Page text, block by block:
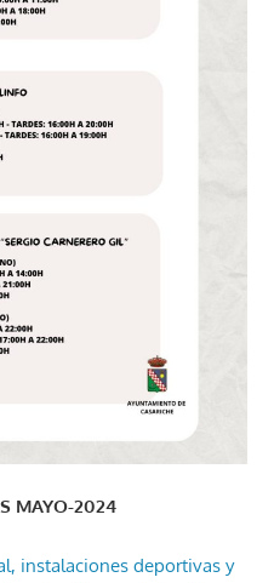
MAYO-2024
instalaciones deportivas y